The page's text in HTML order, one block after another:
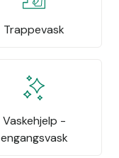
Trappevask
Vaskehjelp -
engangsvask